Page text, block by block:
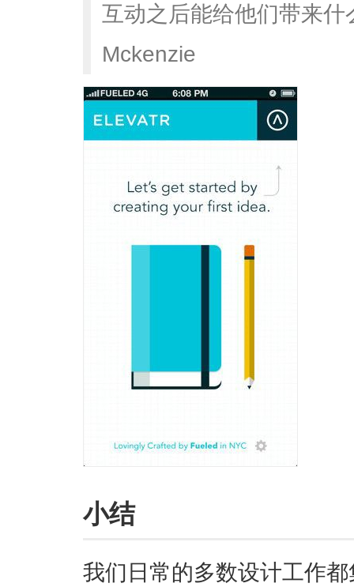
互动之后能给他们带来什
Mckenzie
小结
我们日常的多数设计工作